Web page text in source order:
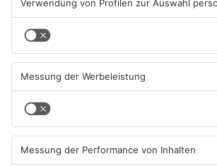
Untermain-Cup 2026:
Handball-Elite trifft sich in
Großwallstadt
01.08.2026, 08:37 UHR IN SPORT 26.07.2026,